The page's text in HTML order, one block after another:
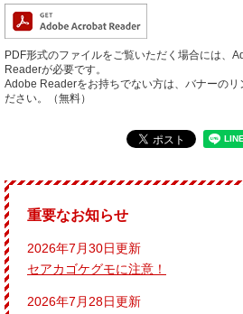
PDF形式のファイルをご覧いただく場合には、
Readerが必要です。
Adobe Readerをお持ちでない方は、バナーのリ
ださい。（無料）
重要なお知らせ
2026年7月30日更新
セアカゴケグモに注意！
2026年7月28日更新